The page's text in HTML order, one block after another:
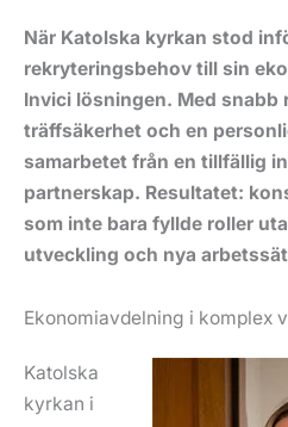
När Katolska kyrkan stod
rekryteringsbehov till sin
Invici lösningen. Med snabb
träffsäkerhet och en
samarbetet från en tillfällig
partnerskap. Resultatet:
som inte bara fyllde roller
utveckling och nya
Ekonomiavdelning i komplex
Katolska
kyrkan i